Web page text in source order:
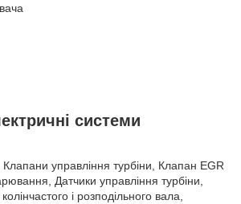
системи
Клапани управління турбіни, Клапан EGR
Датчики управління турбіни,
і розподільного вала,